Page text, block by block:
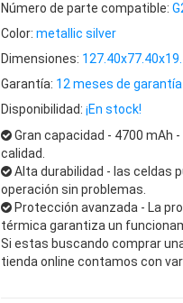
Número de parte compatible:
Color: metallic silver
Dimensiones:
Garantía: 12 meses de
Disponibilidad: ¡En stock!
Gran capacidad - 4700 mAh
calidad.
Alta durabilidad - las celdas
operación sin problemas.
Protección avanzada - La
térmica garantiza un
Si estas buscando comprar
tienda online contamos con